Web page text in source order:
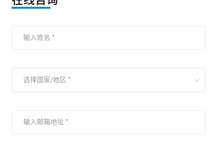
输入姓名 *
选择国家/地区 *
输入邮箱地址 *